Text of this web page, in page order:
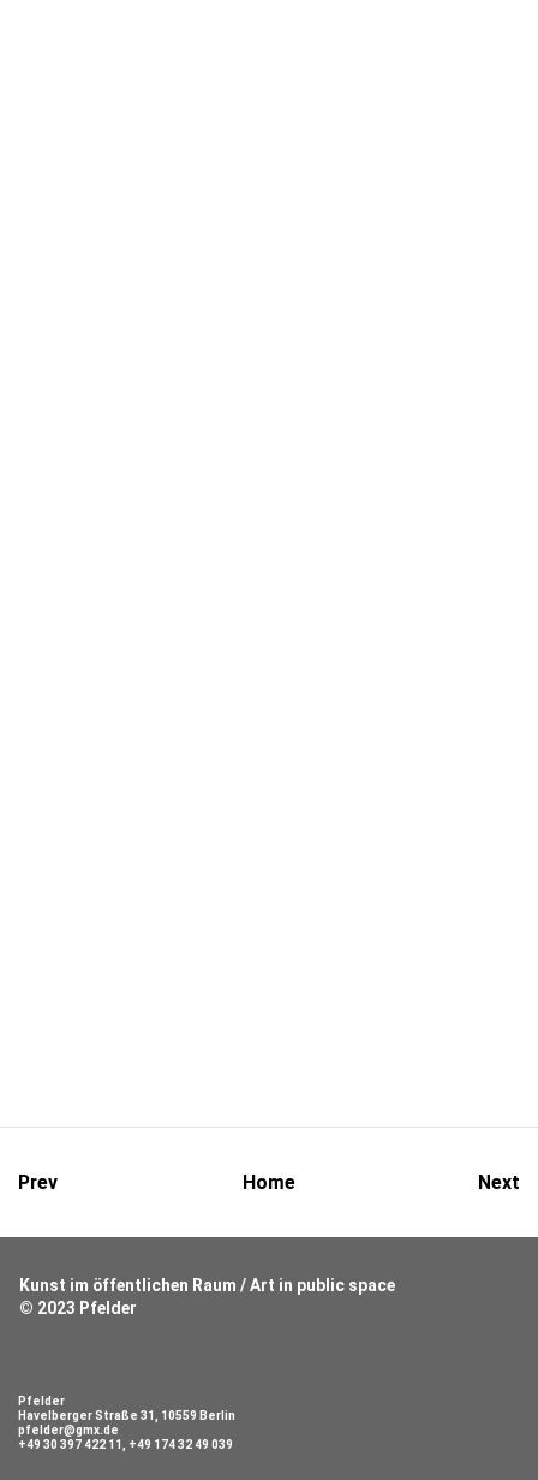
Prev Home Next
Kunst im öffentlichen Raum / Art in public space
© 2023 Pfelder
Pfelder
Havelberger Straße 31, 10559 Berlin
pfelder@gmx.de
+49 30 397 422 11, +49 174 32 49 039